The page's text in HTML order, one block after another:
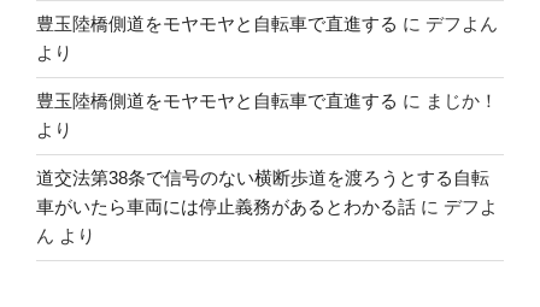
豊玉陸橋側道をモヤモヤと自転車で直進する に デフよん
より
豊玉陸橋側道をモヤモヤと自転車で直進する に まじか！
より
道交法第38条で信号のない横断歩道を渡ろうとする自転
車がいたら車両には停止義務があるとわかる話 に デフよ
ん より